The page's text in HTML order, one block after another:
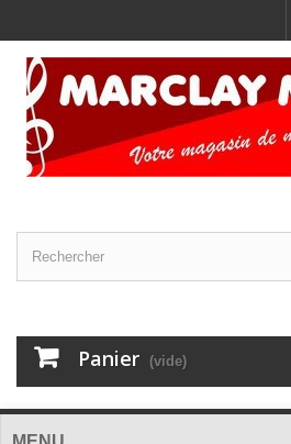
Panier (vide)